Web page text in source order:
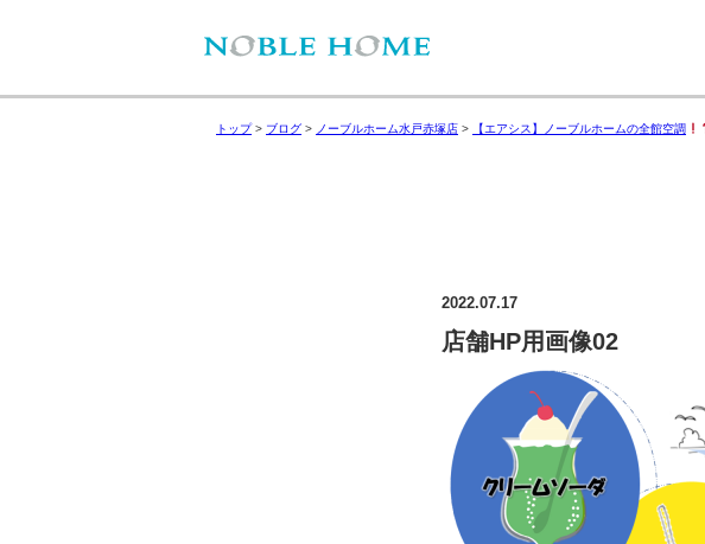
トップ> ブログ > ノーブルホーム水戸赤塚店 > 【エアシス】ノーブルホームの全館空調
2022.07.17
店舗HP用画像02